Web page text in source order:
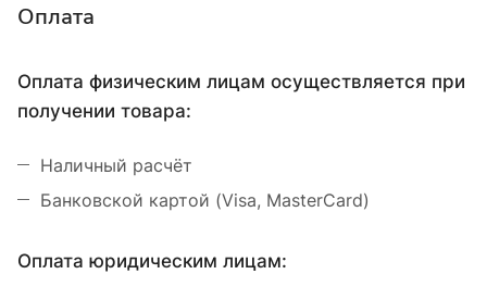
Оплата
Оплата физическим лицам осуществляется при
получении товара:
Наличный расчёт
Банковской картой (Visa, MasterCard)
Оплата юридическим лицам: